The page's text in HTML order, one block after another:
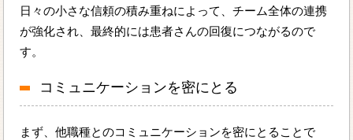
日々の小さな信頼の積み重ねによって、チーム全体の連携
が強化され、最終的には患者さんの回復につながるので
す。
コミュニケーションを密にとる
まず、他職種とのコミュニケーションを密にとることで